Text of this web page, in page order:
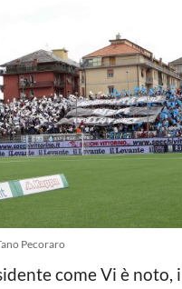
Pecoraro
come Vi è noto,